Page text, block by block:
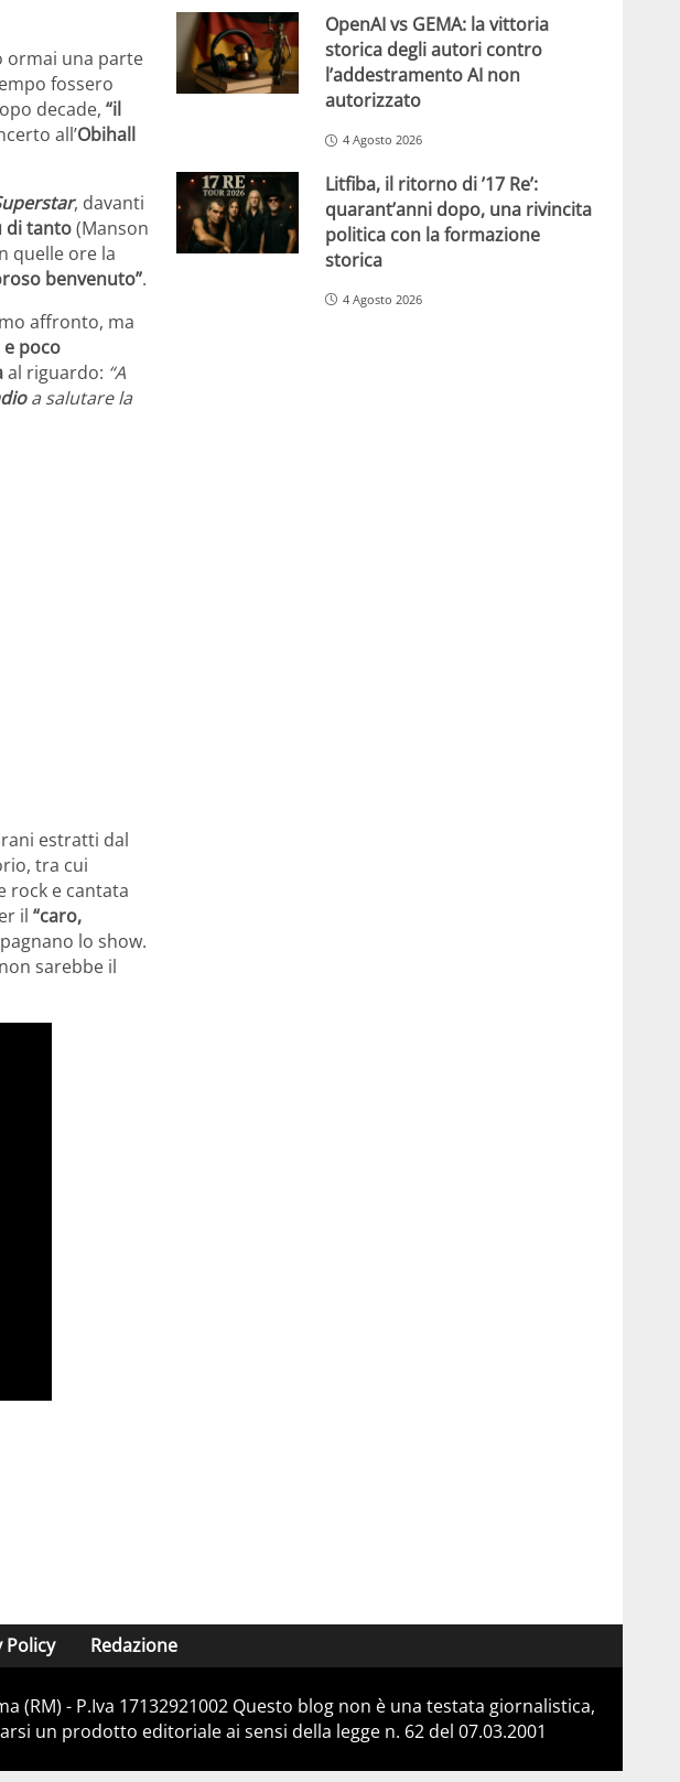
ormai una parte
fossero
decade, “il
all’Obihall
, davanti
di tanto(Manson
quelle ore la
benvenuto”.
affronto, ma
poco
al riguardo: “A
a salutare la
estratti dal
tra cui
rock e cantata
il “caro,
lo show.
sarebbe il
OpenAI vs GEMA: la vittoria
storica degli autori contro
l’addestramento AI non
autorizzato
4 Agosto 2026
Litfiba, il ritorno di ’17 Re’:
quarant’anni dopo, una rivincita
politica con la formazione
storica
4 Agosto 2026
Policy Redazione
(RM) - P.Iva 17132921002 Questo blog non è una testata giornalistica,
un prodotto editoriale ai sensi della legge n. 62 del 07.03.2001